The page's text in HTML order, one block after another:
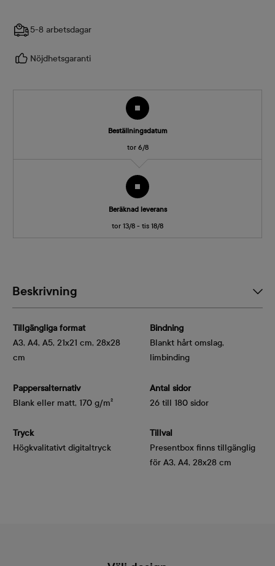
5-8 arbetsdagar
Nöjdhetsgaranti
Beställningsdatum
tor 6/8
Beräknad leverans
tor 13/8 - tis 18/8
Beskrivning
Tillgängliga format
A3, A4, A5, 21x21 cm, 28x28
cm
Pappersalternativ
Blank eller matt, 170 g/m²
Tryck
Högkvalitativt digitaltryck
Bindning
Blankt hårt omslag,
limbinding
Antal sidor
26 till 180 sidor
Tillval
Presentbox finns tillgänglig
för A3, A4, 28x28 cm